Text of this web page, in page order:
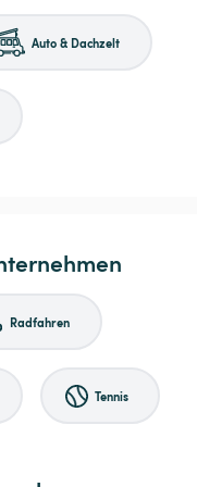
Auto & Dachzelt
Radfahren
Tennis